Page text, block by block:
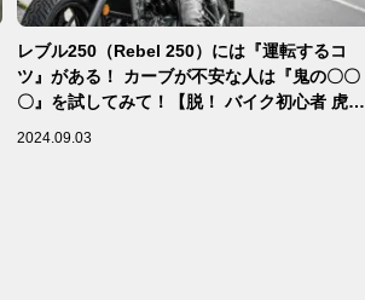
レブル250（Rebel 250）には『運転するコ
ツ』がある！ カーブが不安な人は『鬼の〇〇
〇』を試してみて！【脱！ バイク初心者 虎の
巻】
2024.09.03